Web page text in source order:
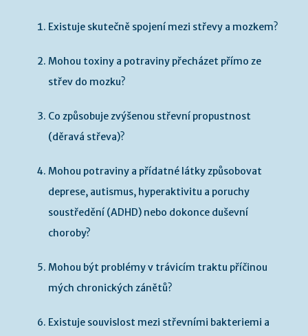
Existuje skutečně spojení mezi střevy a mozkem?
Mohou toxiny a potraviny přecházet přímo ze
střev do mozku?
Co způsobuje zvýšenou střevní propustnost
(děravá střeva)?
Mohou potraviny a přídatné látky způsobovat
deprese, autismus, hyperaktivitu a poruchy
soustředění (ADHD) nebo dokonce duševní
choroby?
Mohou být problémy v trávicím traktu příčinou
mých chronických zánětů?
Existuje souvislost mezi střevními bakteriemi a